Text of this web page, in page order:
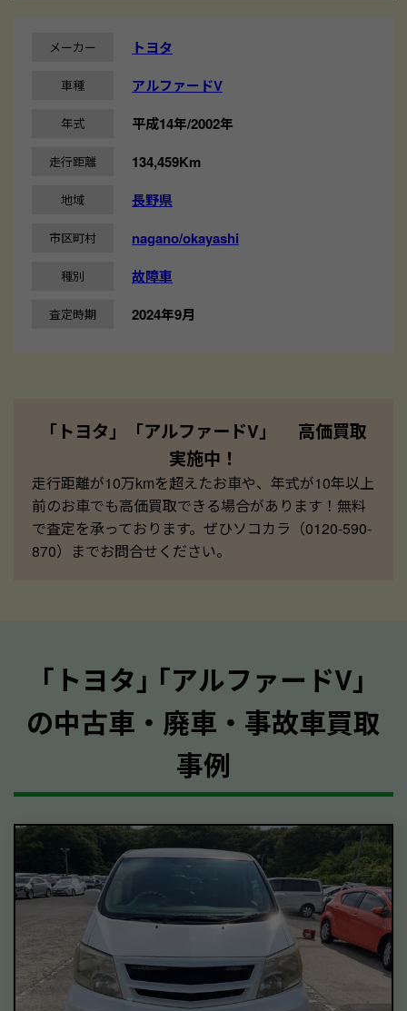
メーカー トヨタ
車種 アルファードV
年式 平成14年/2002年
走行距離 134,459Km
地域 長野県
市区町村 nagano/okayashi
種別 故障車
査定時期 2024年9月
「トヨタ」「アルファードV」 高価買取
実施中！
走行距離が10万kmを超えたお車や、年式が10年以上
前のお車でも高価買取できる場合があります！無料
で査定を承っております。ぜひソコカラ（0120-590-
870）までお問合せください。
｢トヨタ｣ ｢アルファードV｣
の中古車・廃車・事故車買取
事例